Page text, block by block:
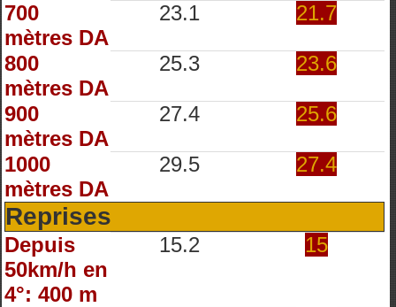
700
mètres DA
23.1 21.7
800
mètres DA
25.3 23.6
900
mètres DA
27.4 25.6
1000
mètres DA
29.5 27.4
Reprises
Depuis
50km/h en
4°: 400 m
15.2 15